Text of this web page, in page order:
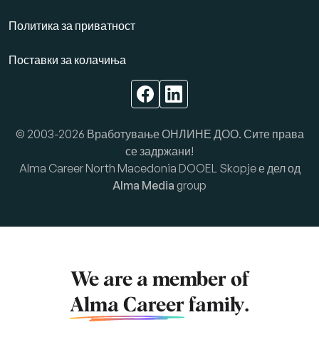
Политика за приватност
Поставки за колачиња
© 2003-2026 Вработување ОНЛИНЕ ДОО. Сите права
се задржани!
Alma Career North Macedonia DOOEL Skopje е дел од
Alma Media group
We are a member of
Alma Career family.